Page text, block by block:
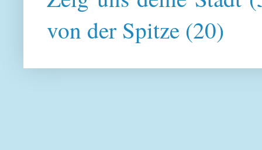
von der Spitze (20)